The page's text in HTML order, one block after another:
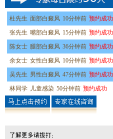
杜先生 面部白癜风 10分钟前 预约成功
张先生 嘴部白癜风 15分钟前 预约成功
陈女士 腿部白癜风 36分钟前 预约成功
余女士 女性白癜风 10分钟前 预约成功
吴先生 男性白癜风 47分钟前 预约成功
林同学 儿童感染 50分钟前 预约成功